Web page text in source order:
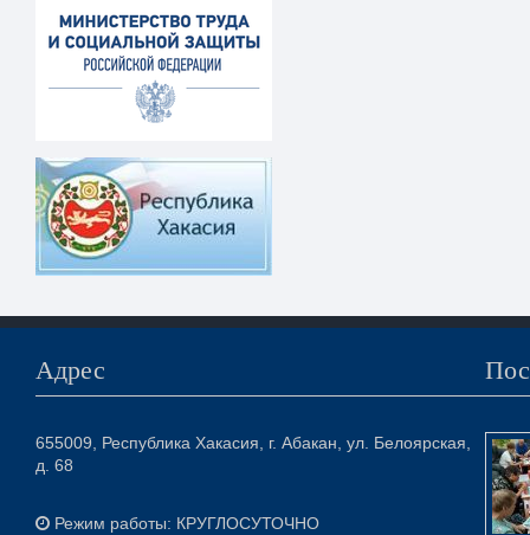
Адрес
655009, Республика Хакасия, г. Абакан, ул. Белоярская,
д. 68
Режим работы: КРУГЛОСУТОЧНО